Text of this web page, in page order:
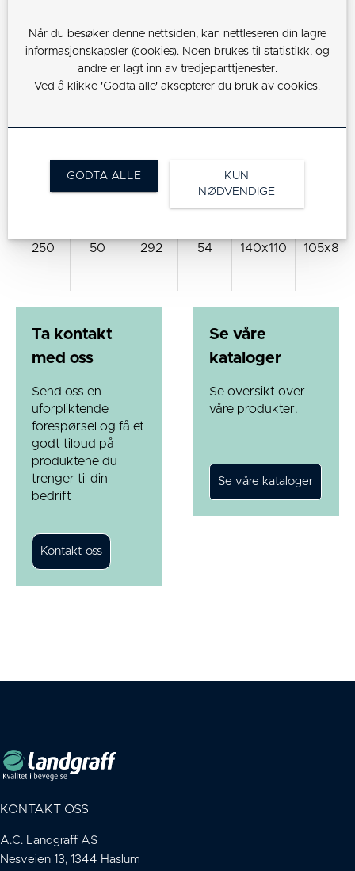
53
200 50 240
250 50 292 54 140x110 105x80
Ta kontakt
med oss
Send oss en
uforpliktende
forespørsel og få et
godt tilbud på
produktene du
trenger til din
bedrift
Se våre
kataloger
Se oversikt over
våre produkter.
KONTAKT OSS
A.C. Landgraff AS
Nesveien 13, 1344 Haslum
Når du besøker denne nettsiden, kan nettleseren din lagre
informasjonskapsler (cookies). Noen brukes til statistikk, og
andre er lagt inn av tredjeparttjenester.
Ved å klikke 'Godta alle' aksepterer du bruk av cookies.
GODTA ALLE
KUN
NØDVENDIGE